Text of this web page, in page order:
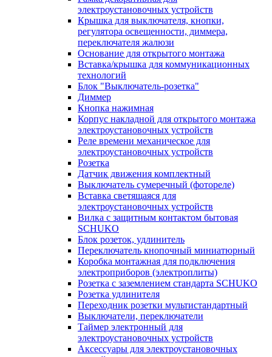
электроустановочных устройств
Крышка для выключателя, кнопки,
регулятора освещенности, диммера,
переключателя жалюзи
Основание для открытого монтажа
Вставка/крышка для коммуникационных
технологий
Блок "Выключатель-розетка"
Диммер
Кнопка нажимная
Корпус накладной для открытого монтажа
электроустановочных устройств
Реле времени механическое для
электроустановочных устройств
Розетка
Датчик движения комплектный
Выключатель сумеречный (фотореле)
Вставка светящаяся для
электроустановочных устройств
Вилка с защитным контактом бытовая
SCHUKO
Блок розеток, удлинитель
Переключатель кнопочный миниатюрный
Коробка монтажная для подключения
электроприборов (электроплиты)
Розетка с заземлением стандарта SCHUKO
Розетка удлинителя
Переходник розетки мультистандартный
Выключатели, переключатели
Таймер электронный для
электроустановочных устройств
Аксессуары для электроустановочных